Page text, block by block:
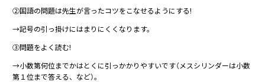
②国語の問題は先生が言ったコツをこなせるようにする!
→記号の引っ掛けにはまりにくくなります。
③問題をよく読む!
→小数第何位までかはとくに引っかかりやすいです（メスシリンダーは小数
第１位まで答える、など）。